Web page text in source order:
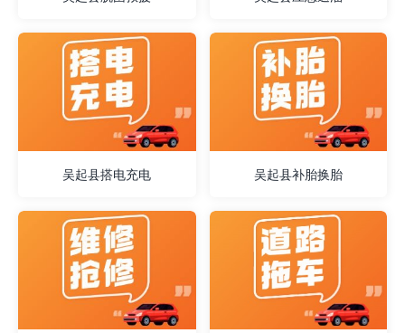
吴起县搭电充电 吴起县补胎换胎